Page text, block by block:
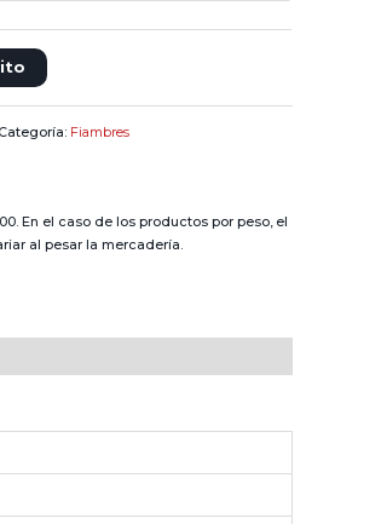
Categoría: Fiambres
En el caso de los productos por peso, el
al pesar la mercadería.